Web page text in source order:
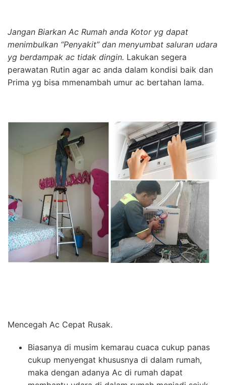
Jangan Biarkan Ac Rumah anda Kotor yg dapat
menimbulkan “Penyakit” dan menyumbat saluran udara
yg berdampak ac tidak dingin. Lakukan segera
perawatan Rutin agar ac anda dalam kondisi baik dan
Prima yg bisa mmenambah umur ac bertahan lama.
Mencegah Ac Cepat Rusak.
Biasanya di musim kemarau cuaca cukup panas
cukup menyengat khususnya di dalam rumah,
maka dengan adanya Ac di rumah dapat